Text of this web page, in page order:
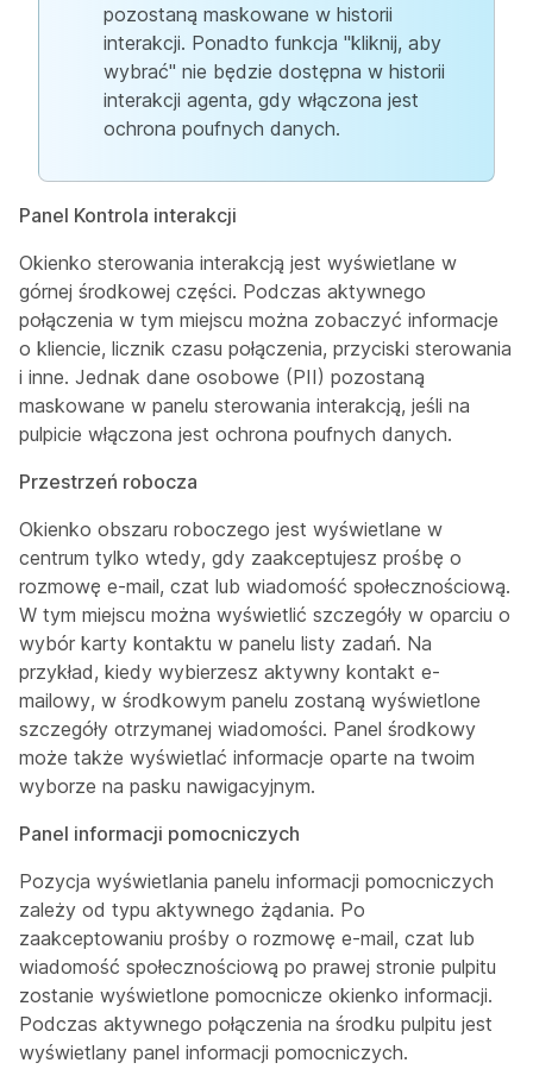
pozostaną maskowane w historii
interakcji. Ponadto funkcja "kliknij, aby
wybrać" nie będzie dostępna w historii
interakcji agenta, gdy włączona jest
ochrona poufnych danych.
Panel Kontrola interakcji
Okienko sterowania interakcją jest wyświetlane w
górnej środkowej części. Podczas aktywnego
połączenia w tym miejscu można zobaczyć informacje
o kliencie, licznik czasu połączenia, przyciski sterowania
i inne. Jednak dane osobowe (PII) pozostaną
maskowane w panelu sterowania interakcją, jeśli na
pulpicie włączona jest ochrona poufnych danych.
Przestrzeń robocza
Okienko obszaru roboczego jest wyświetlane w
centrum tylko wtedy, gdy zaakceptujesz prośbę o
rozmowę e-mail, czat lub wiadomość społecznościową.
W tym miejscu można wyświetlić szczegóły w oparciu o
wybór karty kontaktu w panelu listy zadań. Na
przykład, kiedy wybierzesz aktywny kontakt e-
mailowy, w środkowym panelu zostaną wyświetlone
szczegóły otrzymanej wiadomości. Panel środkowy
może także wyświetlać informacje oparte na twoim
wyborze na pasku nawigacyjnym.
Panel informacji pomocniczych
Pozycja wyświetlania panelu informacji pomocniczych
zależy od typu aktywnego żądania. Po
zaakceptowaniu prośby o rozmowę e-mail, czat lub
wiadomość społecznościową po prawej stronie pulpitu
zostanie wyświetlone pomocnicze okienko informacji.
Podczas aktywnego połączenia na środku pulpitu jest
wyświetlany panel informacji pomocniczych.